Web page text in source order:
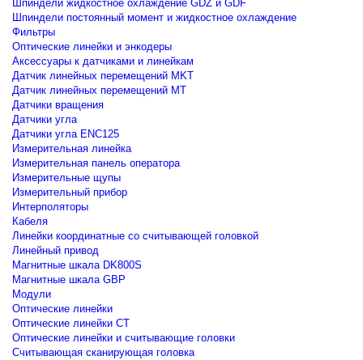
Шпиндели жидкостное охлаждение GDZ и GDF
Шпиндели постоянный момент и жидкостное охлаждение
Фильтры
Оптические линейки и энкодеры
Аксессуары к датчиками и линейкам
Датчик линейных перемещений MKT
Датчик линейных перемещений MT
Датчики вращения
Датчики угла
Датчики угла ENC125
Измерительная линейка
Измерительная панель оператора
Измерительные щупы
Измерительный прибор
Интерполяторы
Кабеля
Линейки координатные со считывающей головкой
Линейный привод
Магнитные шкала DK800S
Магнитные шкала GBP
Модули
Оптические линейки
Оптические линейки CT
Оптические линейки и считывающие головки
Считывающая сканирующая головка